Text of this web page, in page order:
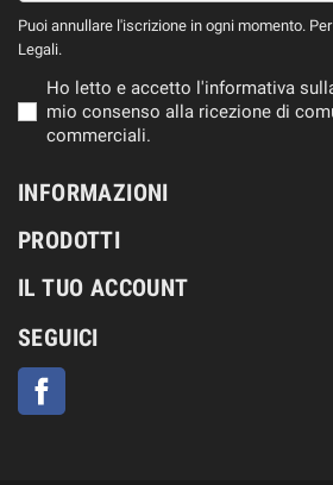
Puoi annullare l'iscrizione in ogni momento.
Legali.
Ho letto e accetto l'informativa
mio consenso alla ricezione di
commerciali.
INFORMAZIONI
PRODOTTI
IL TUO ACCOUNT
SEGUICI